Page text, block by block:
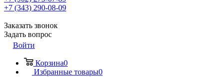
+7 (343) 290-08-09
Заказать звонок
Задать вопрос
Войти
Корзина0
Избранные товары0